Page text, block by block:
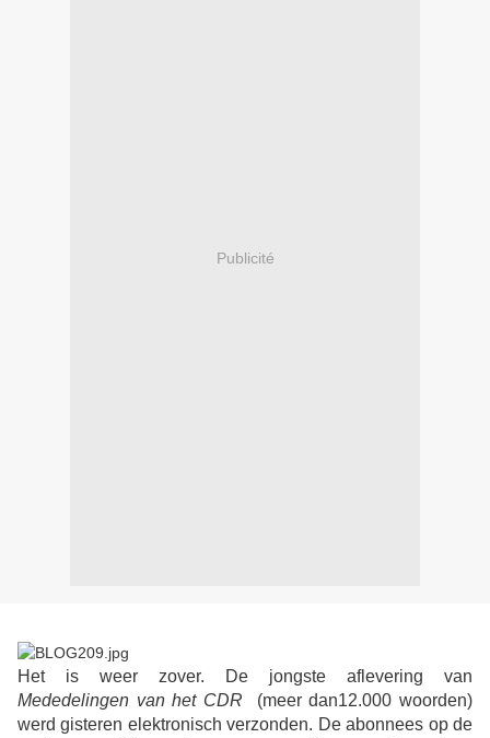
Publicité
Het is weer zover. De jongste aflevering van
Mededelingen van het CDR (meer dan12.000 woorden)
werd gisteren elektronisch verzonden. De abonnees op de